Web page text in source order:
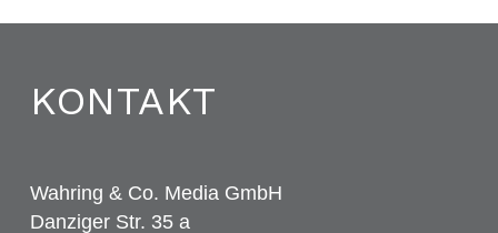
KONTAKT
Wahring & Co. Media GmbH
Danziger Str. 35 a